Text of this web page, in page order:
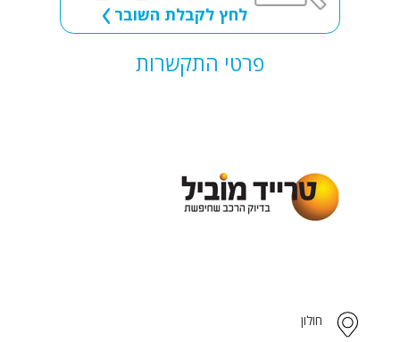
לחץ לקבלת השובר
פרטי התקשרות
חולון